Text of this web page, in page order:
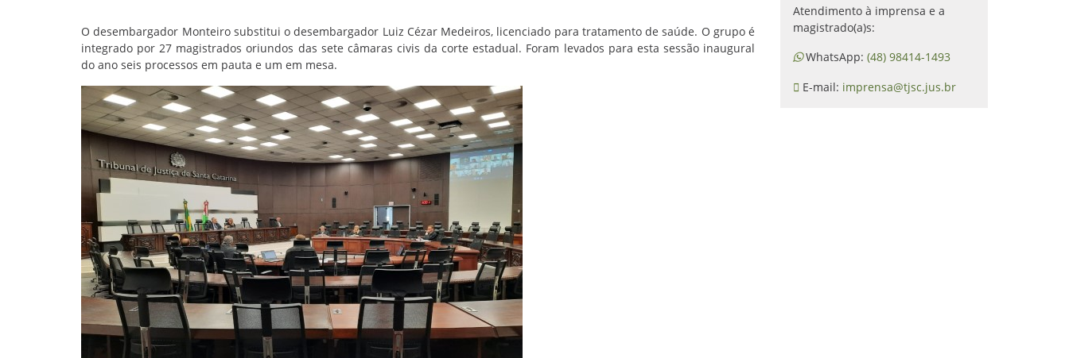
O desembargador Monteiro substitui o desembargador Luiz Cézar Medeiros, licenciado para tratamento de saúde. O grupo é
integrado por 27 magistrados oriundos das sete câmaras civis da corte estadual. Foram levados para esta sessão inaugural
do ano seis processos em pauta e um em mesa.
Atendimento à imprensa e a
magistrado(a)s:
WhatsApp: (48) 98414-1493
E-mail: imprensa@tjsc.jus.br